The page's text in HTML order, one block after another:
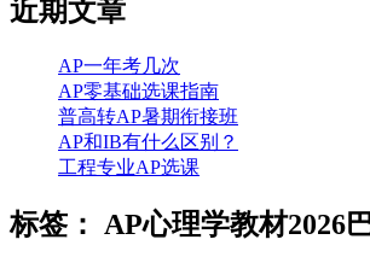
近期文章
AP一年考几次
AP零基础选课指南
普高转AP暑期衔接班
AP和IB有什么区别？
工程专业AP选课
标签： AP心理学教材2026